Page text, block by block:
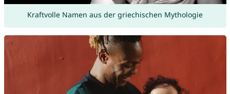
Kraftvolle Namen aus der griechischen Mythologie